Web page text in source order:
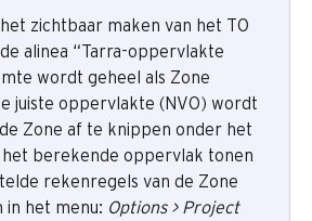
zichtbaar maken van het TO
alinea “Tarra-oppervlakte
wordt geheel als Zone
juiste oppervlakte (NVO) wordt
Zone af te knippen onder het
het berekende oppervlak tonen
rekenregels van de Zone
in het menu: Options > Project